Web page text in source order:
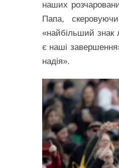
наших
Папа,
«найбільший знак
є наші
надія».